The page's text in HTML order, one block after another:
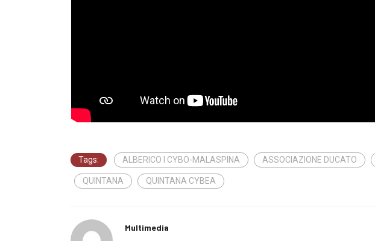
Tags: ALBERICO I CYBO-MALASPINA ASSOCIAZIONE DUCATO
QUINTANA QUINTANA CYBEA
Multimedia